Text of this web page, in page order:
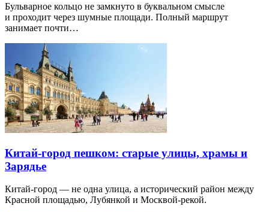
Бульварное кольцо не замкнуто в буквальном смысле
и проходит через шумные площади. Полный маршрут
занимает почти…
Китай-город пешком: старые улицы, храмы и
Зарядье
Китай-город — не одна улица, а исторический район между
Красной площадью, Лубянкой и Москвой-рекой.